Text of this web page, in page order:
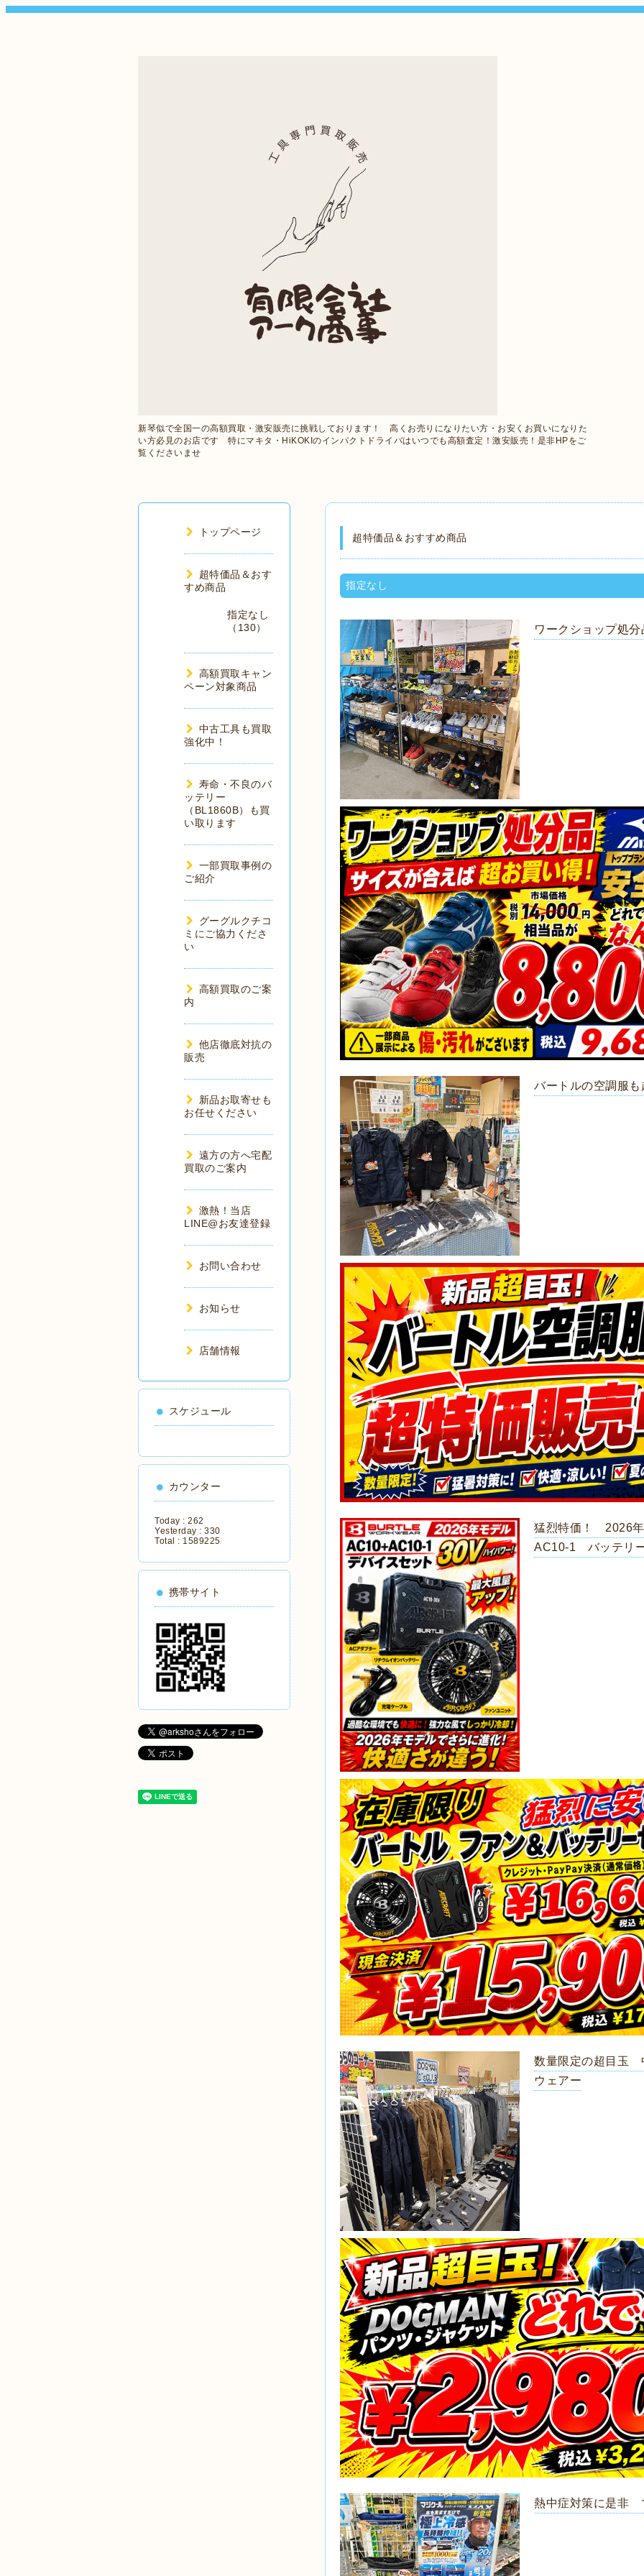
新琴似で全国一の高額買取・激安販売に挑戦しております！ 高くお売りになりたい方・お安くお買いになりた
い方必見のお店です 特にマキタ・HiKOKIのインパクトドライバはいつでも高額査定！激安販売！是非HPをご
覧くださいませ
超特価品＆おすすめ商品
指定なし
ワークショップ処
バートルの空調服も
猛烈特価！ 2026
AC10-1 バッテリ
数量限定の超目玉
ウェアー
熱中症対策に是非
トップページ
超特価品＆おす
すめ商品
指定なし
（130）
高額買取キャン
ペーン対象商品
中古工具も買取
強化中！
寿命・不良のバ
ッテリー
（BL1860B）も買
い取ります
一部買取事例の
ご紹介
グーグルクチコ
ミにご協力くださ
い
高額買取のご案
内
他店徹底対抗の
販売
新品お取寄せも
お任せください
遠方の方へ宅配
買取のご案内
激熱！当店
LINE@お友達登録
お問い合わせ
お知らせ
店舗情報
スケジュール
カウンター
Today : 262
Yesterday : 330
Total : 1589225
携帯サイト